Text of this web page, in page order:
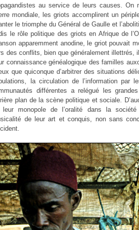
au service de leurs causes. On
mondiale, les griots accomplirent un
le triomphe du Général de Gaulle et
le rôle politique des griots en Afrique de
apparemment anodine, le griot pouvait
des conflits, bien que généralement illettrés,
connaissance généalogique des familles
que quiconque d’arbitrer des situations
la circulation de l’information par
différentes a relégué les
plan de la scène politique et sociale.
leur monopole de l’oralité dans la
de leur art et conquis, non sans